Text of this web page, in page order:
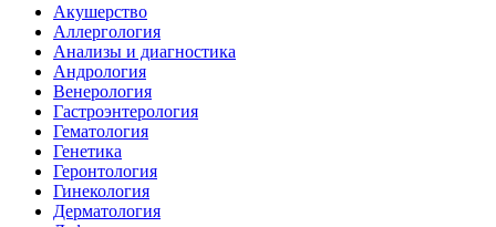
Акушерство
Аллергология
Анализы и диагностика
Андрология
Венерология
Гастроэнтерология
Гематология
Генетика
Геронтология
Гинекология
Дерматология